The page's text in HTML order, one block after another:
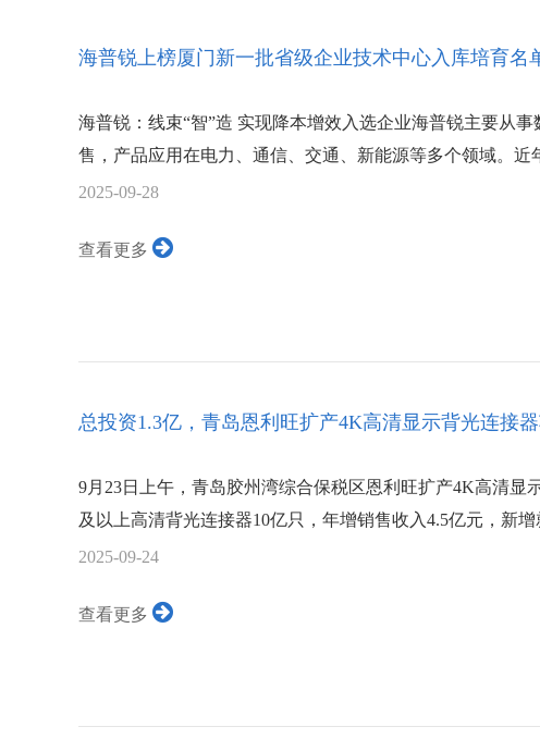
海普锐上榜厦门新一批省级企业技术中心入库培育名
海普锐：线束“智”造 实现降本增效入选企业海普锐主要从
售，产品应用在电力、通信、交通、新能源等多个领域。
2025-09-28
查看更多
总投资1.3亿，青岛恩利旺扩产4K高清显示背光连接
9月23日上午，青岛胶州湾综合保税区恩利旺扩产4K高清显
及以上高清背光连接器10亿只，年增销售收入4.5亿元，新
2025-09-24
查看更多